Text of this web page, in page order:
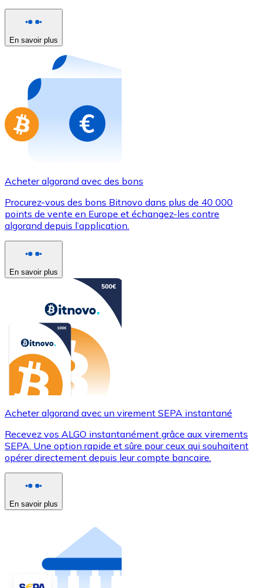
Acheter avec carte
Nouveau
Achetez des cartes-cadeaux de vos marques
Aller à la boutique de cartes-cadeaux
En savoir plus
Acheter algorand avec des bons
Procurez-vous des bons Bitnovo dans plus de 40 000
points de vente en Europe et échangez-les contre
algorand depuis l’application.
En savoir plus
Acheter algorand avec un virement SEPA instantané
Recevez vos ALGO instantanément grâce aux virements
SEPA. Une option rapide et sûre pour ceux qui souhaitent
opérer directement depuis leur compte bancaire.
En savoir plus